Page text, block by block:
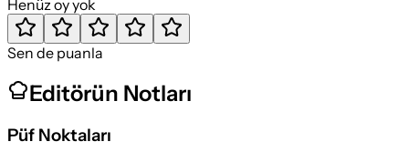
Henüz oy yok
Sen de puanla
Editörün Notları
Püf Noktaları